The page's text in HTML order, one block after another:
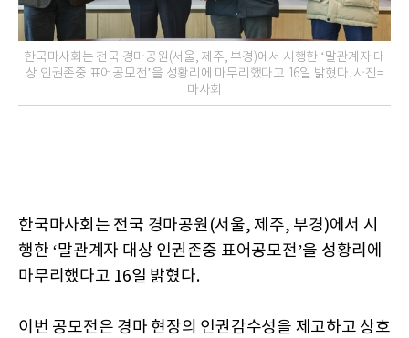
한국마사회는 전국 경마공원(서울, 제주, 부경)에서 시행한 ‘말관계자 대
상 인권존중 표어공모전’을 성황리에 마무리했다고 16일 밝혔다. 사진=
마사회
한국마사회는 전국 경마공원(서울, 제주, 부경)에서 시
행한 ‘말관계자 대상 인권존중 표어공모전’을 성황리에
마무리했다고 16일 밝혔다.
이번 공모전은 경마 현장의 인권감수성을 제고하고 상호